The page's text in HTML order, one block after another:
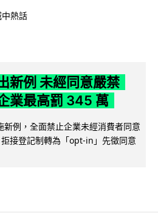
熱話
新例 未經同意嚴禁
業最高罰 345 萬
例，全面禁止企業未經消費者同意
接登記制轉為「opt-in」先徵同意